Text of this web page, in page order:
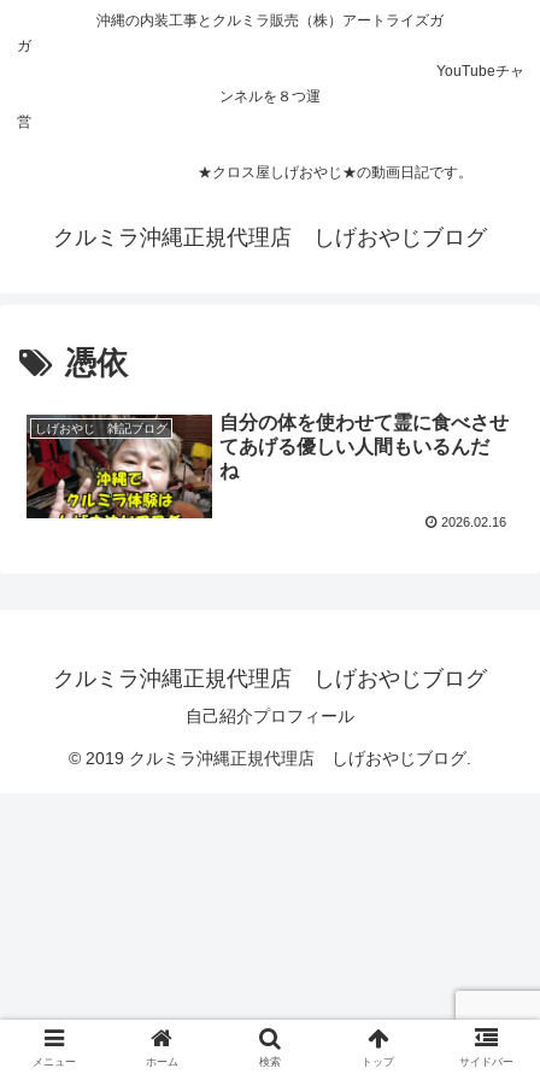
沖縄の内装工事とクルミラ販売（株）アートライズガ
ガ
YouTubeチャ
ンネルを８つ運
営
★クロス屋しげおやじ★の動画日記です。
クルミラ沖縄正規代理店 しげおやじブログ
憑依
しげおやじ 雑記ブログ
自分の体を使わせて霊に食べさせ
てあげる優しい人間もいるんだ
ね
2026.02.16
クルミラ沖縄正規代理店 しげおやじブログ
自己紹介プロフィール
© 2019 クルミラ沖縄正規代理店 しげおやじブログ.
メニュー ホーム 検索 トップ サイドバー